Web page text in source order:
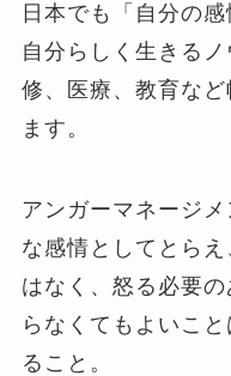
日本でも「自分の
自分らしく生きる
修、医療、教育な
ます。
アンガーマネージ
な感情としてとら
はなく、怒る必要
らなくてもよいこ
ること。